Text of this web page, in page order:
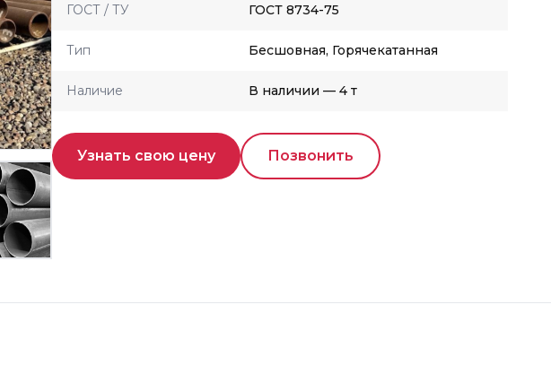
ГОСТ / ТУ ГОСТ 8734-75
Тип Бесшовная, Горячекатанная
Наличие В наличии — 4 т
Узнать свою цену Позвонить